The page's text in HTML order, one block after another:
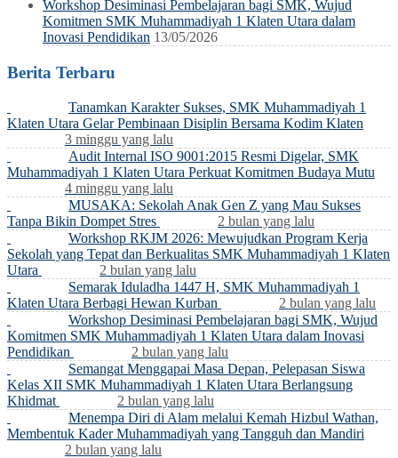
Workshop Desiminasi Pembelajaran bagi SMK, Wujud
Komitmen SMK Muhammadiyah 1 Klaten Utara dalam
Inovasi Pendidikan 13/05/2026
Berita Terbaru
Tanamkan Karakter Sukses, SMK Muhammadiyah 1
Klaten Utara Gelar Pembinaan Disiplin Bersama Kodim Klaten
3 minggu yang lalu
Audit Internal ISO 9001:2015 Resmi Digelar, SMK
Muhammadiyah 1 Klaten Utara Perkuat Komitmen Budaya Mutu
4 minggu yang lalu
MUSAKA: Sekolah Anak Gen Z yang Mau Sukses
Tanpa Bikin Dompet Stres
2 bulan yang lalu
Workshop RKJM 2026: Mewujudkan Program Kerja
Sekolah yang Tepat dan Berkualitas SMK Muhammadiyah 1 Klaten
Utara
2 bulan yang lalu
Semarak Iduladha 1447 H, SMK Muhammadiyah 1
Klaten Utara Berbagi Hewan Kurban
2 bulan yang lalu
Workshop Desiminasi Pembelajaran bagi SMK, Wujud
Komitmen SMK Muhammadiyah 1 Klaten Utara dalam Inovasi
Pendidikan
2 bulan yang lalu
Semangat Menggapai Masa Depan, Pelepasan Siswa
Kelas XII SMK Muhammadiyah 1 Klaten Utara Berlangsung
Khidmat
2 bulan yang lalu
Menempa Diri di Alam melalui Kemah Hizbul Wathan,
Membentuk Kader Muhammadiyah yang Tangguh dan Mandiri
2 bulan yang lalu